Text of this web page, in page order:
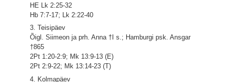
HE Lk 2:25-32
Hb 7:7-17; Lk 2:22-40
3. Teisipäev
Õigl. Siimeon ja prh. Anna †I s.; Hamburgi psk. Ansgar
†865
2Pt 1:20-2:9; Mk 13:9-13 (E)
2Pt 2:9-22; Mk 13:14-23 (T)
4. Kolmapäev